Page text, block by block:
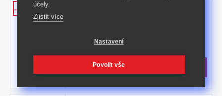
-46%
tmavě hnědá výška sedu 47 cm,
doporučená nosnost do 120 kg
Kód produktu: 3036
Skladem>5 ks
1 399 Kčs DPH
-46% 2 595 Kč **
účely.
Zjistit více
Nastavení
Povolit vše